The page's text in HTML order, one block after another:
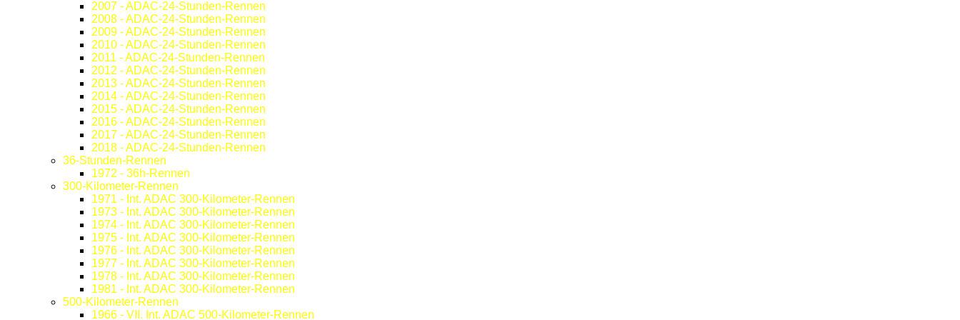
2007 - ADAC-24-Stunden-Rennen
2008 - ADAC-24-Stunden-Rennen
2009 - ADAC-24-Stunden-Rennen
2010 - ADAC-24-Stunden-Rennen
2011 - ADAC-24-Stunden-Rennen
2012 - ADAC-24-Stunden-Rennen
2013 - ADAC-24-Stunden-Rennen
2014 - ADAC-24-Stunden-Rennen
2015 - ADAC-24-Stunden-Rennen
2016 - ADAC-24-Stunden-Rennen
2017 - ADAC-24-Stunden-Rennen
2018 - ADAC-24-Stunden-Rennen
36-Stunden-Rennen
1972 - 36h-Rennen
300-Kilometer-Rennen
1971 - Int. ADAC 300-Kilometer-Rennen
1973 - Int. ADAC 300-Kilometer-Rennen
1974 - Int. ADAC 300-Kilometer-Rennen
1975 - Int. ADAC 300-Kilometer-Rennen
1976 - Int. ADAC 300-Kilometer-Rennen
1977 - Int. ADAC 300-Kilometer-Rennen
1978 - Int. ADAC 300-Kilometer-Rennen
1981 - Int. ADAC 300-Kilometer-Rennen
500-Kilometer-Rennen
1966 - VII. Int. ADAC 500-Kilometer-Rennen